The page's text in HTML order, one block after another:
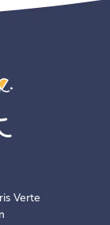
Verte